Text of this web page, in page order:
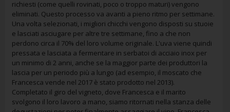
richiesti (come quelli rovinati, poco o troppo maturi) vengono
eliminati. Questo processo va avanti a pieno ritmo per settimane.
Una volta selezionati, i migliori chicchi vengono disposti su stuoie
e lasciati asciugare per altre tre settimane, fino a che non
perdono circa il 70% del loro volume originale. L'uva viene quindi
pressata e lasciata a fermentare in serbatoi di acciaio inox per
un minimo di 2 anni, anche se la maggior parte dei produttori la
lascia per un periodo più a lungo (ad esempio, il moscato che
Francesca vende nel 2017 è stato prodotto nel 2013).
Completato il giro del vigneto, dove Francesca e il marito
svolgono il loro lavoro a mano, siamo ritornati nella stanza delle